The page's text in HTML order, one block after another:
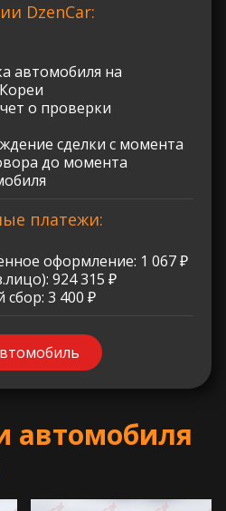
DzenCar:
автомобиля на
о проверки
сделки с момента
до момента
платежи:
оформление: 1 067 ₽
924 315 ₽
3 400 ₽
автомобиля